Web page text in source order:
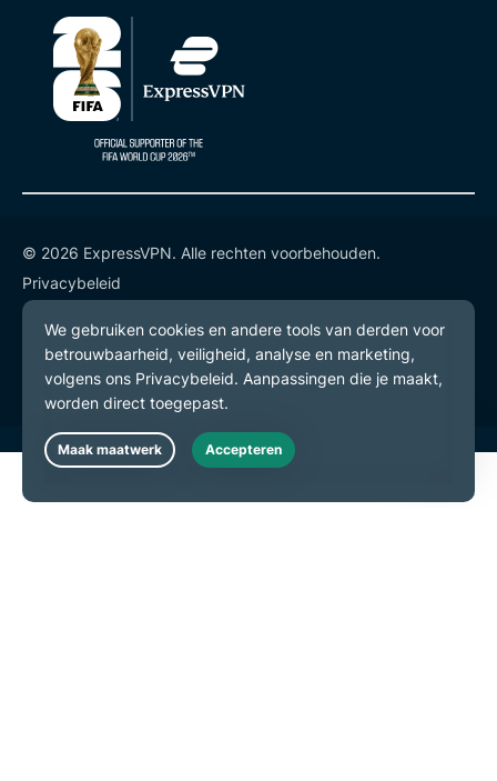
© 2026 ExpressVPN. Alle rechten voorbehouden.
Privacybeleid
Gebruiksvoorwaarden
Cookievoorkeuren